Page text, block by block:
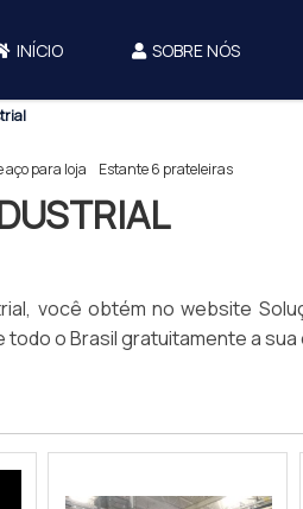
INÍCIO SOBRE NÓS
aço para loja Estante 6 prateleiras
você obtém no website
o Brasil gratuitamente a sua